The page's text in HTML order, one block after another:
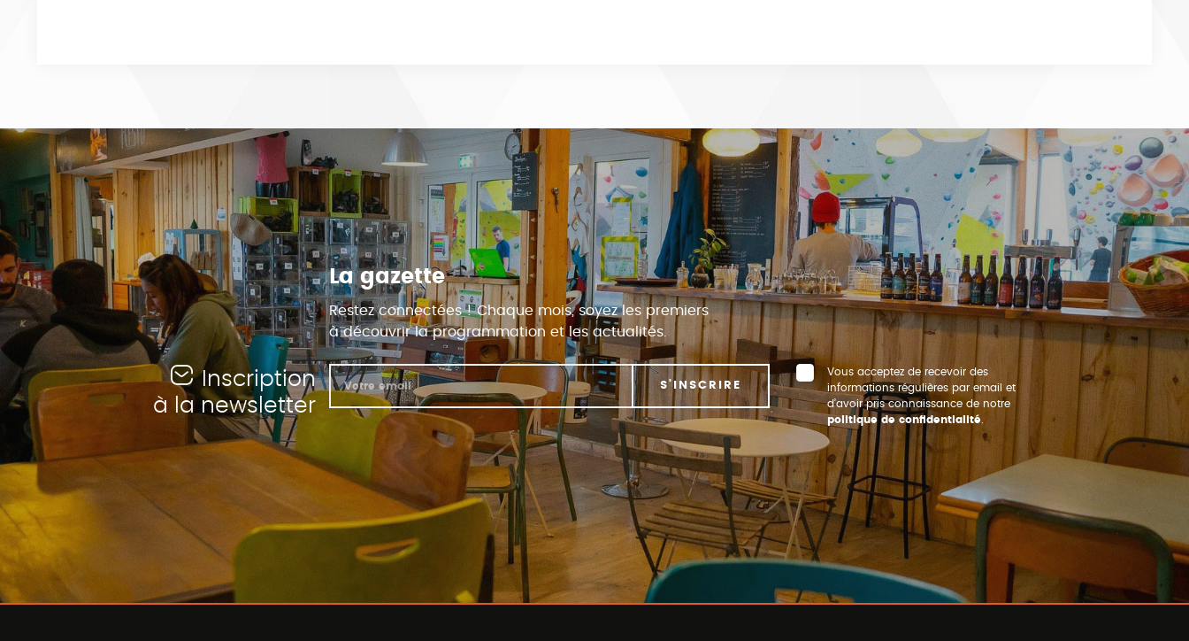
La gazette
Restez connectées ! Chaque mois, soyez les premiers
à découvrir la programmation et les actualités.
Inscription
à la newsletter
S'INSCRIRE
Vous acceptez de recevoir des
informations régulières par email et
d’avoir pris connaissance de notre
politique de confidentialité.